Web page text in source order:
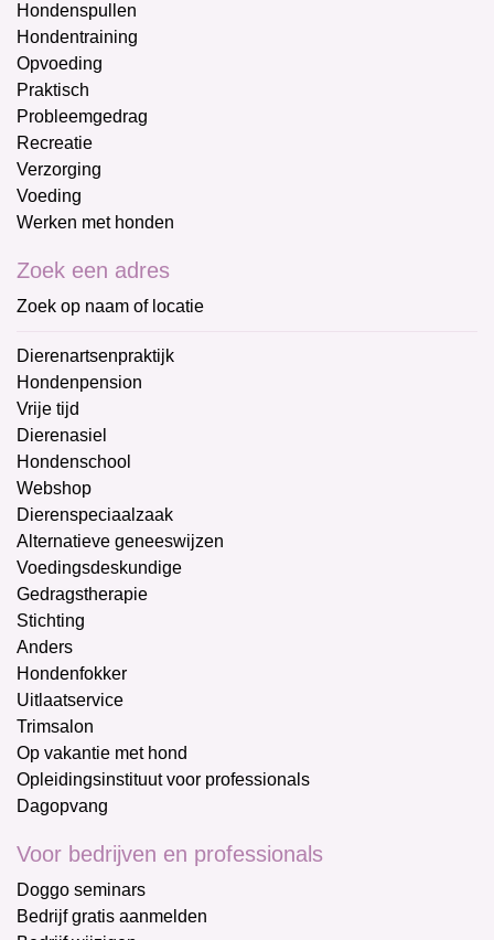
Hondenspullen
Hondentraining
Opvoeding
Praktisch
Probleemgedrag
Recreatie
Verzorging
Voeding
Werken met honden
Zoek een adres
Zoek op naam of locatie
Dierenartsenpraktijk
Hondenpension
Vrije tijd
Dierenasiel
Hondenschool
Webshop
Dierenspeciaalzaak
Alternatieve geneeswijzen
Voedingsdeskundige
Gedragstherapie
Stichting
Anders
Hondenfokker
Uitlaatservice
Trimsalon
Op vakantie met hond
Opleidingsinstituut voor professionals
Dagopvang
Voor bedrijven en professionals
Doggo seminars
Bedrijf gratis aanmelden